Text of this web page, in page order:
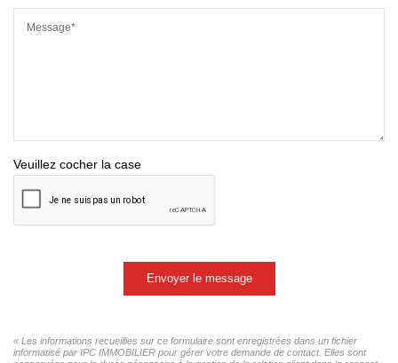
Message*
Veuillez cocher la case
Envoyer le message
« Les informations recueillies sur ce formulaire sont enregistrées dans un fichier
informatisé par IPC IMMOBILIER pour gérer votre demande de contact. Elles sont